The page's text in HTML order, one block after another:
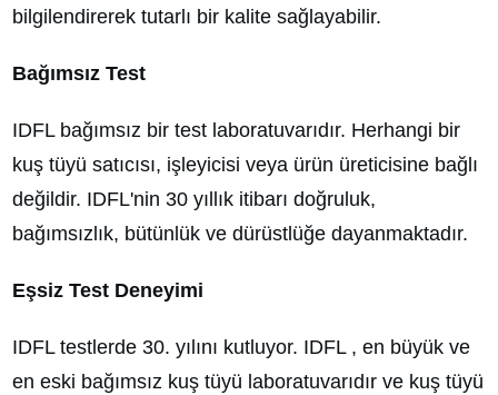
bilgilendirerek tutarlı bir kalite sağlayabilir.
Bağımsız Test
IDFL bağımsız bir test laboratuvarıdır. Herhangi bir
kuş tüyü satıcısı, işleyicisi veya ürün üreticisine bağlı
değildir. IDFL'nin 30 yıllık itibarı doğruluk,
bağımsızlık, bütünlük ve dürüstlüğe dayanmaktadır.
Eşsiz Test Deneyimi
IDFL testlerde 30. yılını kutluyor. IDFL , en büyük ve
en eski bağımsız kuş tüyü laboratuvarıdır ve kuş tüyü